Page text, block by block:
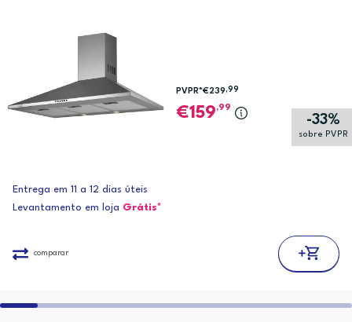
-33%
sobre PVPR
PVPR*€239,99
159,99
Entrega em 11 a 12 dias úteis
Levantamento em loja Grátis*
comparar